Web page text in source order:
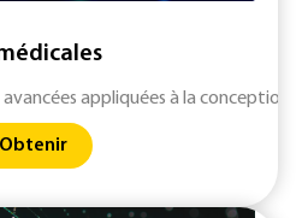
avancées appliquées à la conception
Obtenir